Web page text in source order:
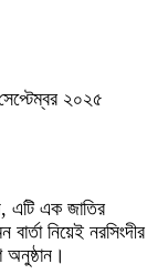
২০২৫
এটি এক জাতির
নিয়েই নরসিংদীর